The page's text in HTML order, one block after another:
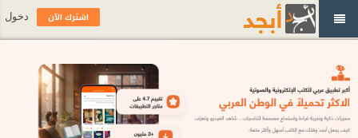
اشترك الآن دخول